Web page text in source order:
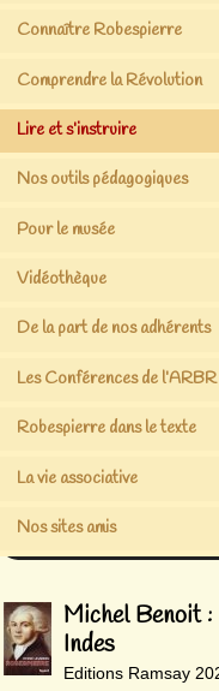
Connaître Robespierre
Comprendre la Révolution
Lire et s’instruire
Nos outils pédagogiques
Pour le musée
Vidéothèque
De la part de nos adhérents
Les Conférences de l’ARBR
Robespierre dans le texte
La vie associative
Nos sites amis
Michel Benoit :
Indes
Editions Ramsay